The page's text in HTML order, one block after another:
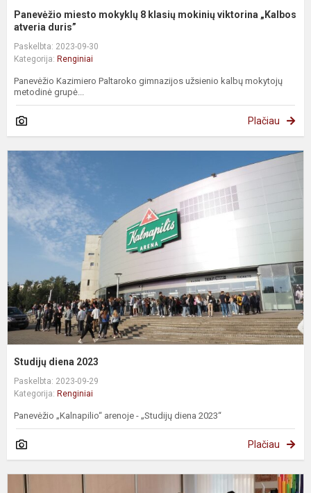
Panevėžio miesto mokyklų 8 klasių mokinių viktorina „Kalbos
atveria duris”
Paskelbta: 2023-09-30
Kategorija: Renginiai
Panevėžio Kazimiero Paltaroko gimnazijos užsienio kalbų mokytojų
metodinė grupė...
Plačiau
Studijų diena 2023
Paskelbta: 2023-09-29
Kategorija: Renginiai
Panevėžio „Kalnapilio“ arenoje - „Studijų diena 2023“
Plačiau